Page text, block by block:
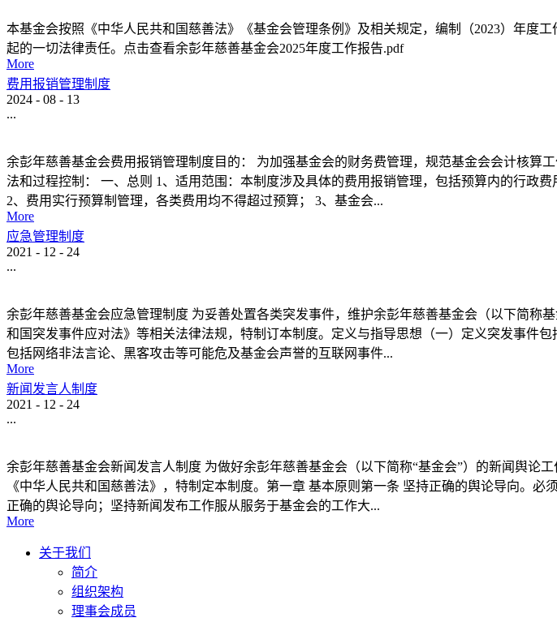
本基金会按照《中华人民共和国慈善法》《基金会管理条例》及相关规定，编制（2023）年度
起的一切法律责任。点击查看余彭年慈善基金会2025年度工作报告.pdf
More
费用报销管理制度
2024 - 08 - 13
...
余彭年慈善基金会费用报销管理制度目的： 为加强基金会的财务费管理，规范基金会会计核
法和过程控制： 一、总则 1、适用范围：本制度涉及具体的费用报销管理，包括预算内的行政
2、费用实行预算制管理，各类费用均不得超过预算； 3、基金会...
More
应急管理制度
2021 - 12 - 24
...
余彭年慈善基金会应急管理制度 为妥善处置各类突发事件，维护余彭年慈善基金会（以下简
和国突发事件应对法》等相关法律法规，特制订本制度。定义与指导思想（一）定义突发事件
包括网络非法言论、黑客攻击等可能危及基金会声誉的互联网事件...
More
新闻发言人制度
2021 - 12 - 24
...
余彭年慈善基金会新闻发言人制度 为做好余彭年慈善基金会（以下简称“基金会”）的新闻舆
《中华人民共和国慈善法》，特制定本制度。第一章 基本原则第一条 坚持正确的舆论导向。
正确的舆论导向；坚持新闻发布工作服从服务于基金会的工作大...
More
关于我们
简介
组织架构
理事会成员